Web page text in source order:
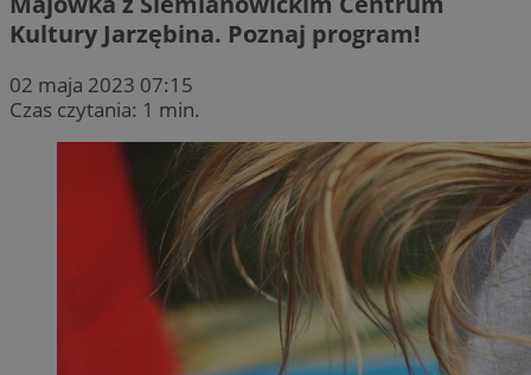
Kultury Jarzębina. Poznaj program!
02 maja 2023 07:15
Czas czytania: 1 min.